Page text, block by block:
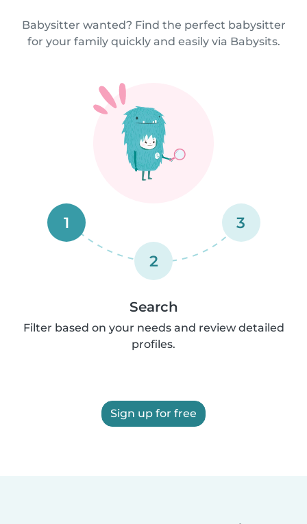
Babysitter wanted? Find the perfect babysitter
for your family quickly and easily via Babysits.
1
2
3
Search
Filter based on your needs and review detailed
profiles.
Sign up for free